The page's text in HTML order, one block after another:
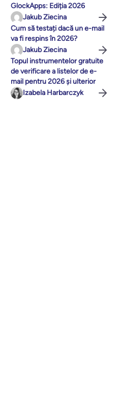
GlockApps: Ediția 2026
Jakub Ziecina
Cum să testați dacă un e-mail
va fi respins în 2026?
Jakub Ziecina
Topul instrumentelor gratuite
de verificare a listelor de e-
mail pentru 2026 și ulterior
Izabela Harbarczyk